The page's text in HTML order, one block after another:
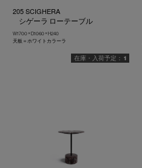
205 SCIGHERA
シゲーラ ローテーブル
W1700 × D1060 × H240
天板＝ホワイトカラーラ
1